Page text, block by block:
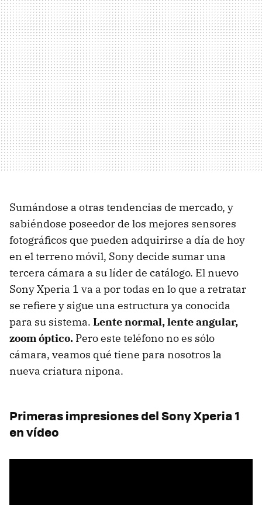
Sumándose a otras tendencias de mercado, y
sabiéndose poseedor de los mejores sensores
fotográficos que pueden adquirirse a día de hoy
en el terreno móvil, Sony decide sumar una
tercera cámara a su líder de catálogo. El nuevo
Sony Xperia 1 va a por todas en lo que a retratar
se refiere y sigue una estructura ya conocida
para su sistema. Lente normal, lente angular,
zoom óptico. Pero este teléfono no es sólo
cámara, veamos qué tiene para nosotros la
nueva criatura nipona.
Primeras impresiones del Sony Xperia 1
en vídeo